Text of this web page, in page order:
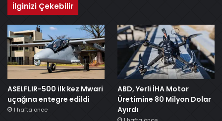
İlginizi Çekebilir
ASELFLIR-500 ilk kez Mwari
uçağına entegre edildi
1 hafta önce
ABD, Yerli İHA Motor
Üretimine 80 Milyon Dolar
Ayırdı